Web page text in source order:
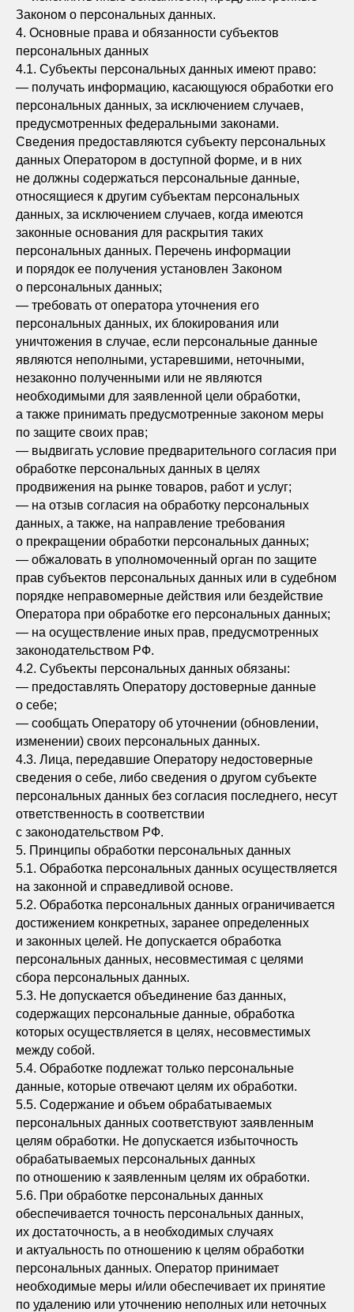
Законом о персональных данных.
4. Основные права и обязанности субъектов
персональных данных
4.1. Субъекты персональных данных имеют право:
— получать информацию, касающуюся обработки его
персональных данных, за исключением случаев,
предусмотренных федеральными законами.
Сведения предоставляются субъекту персональных
данных Оператором в доступной форме, и в них
не должны содержаться персональные данные,
относящиеся к другим субъектам персональных
данных, за исключением случаев, когда имеются
законные основания для раскрытия таких
персональных данных. Перечень информации
и порядок ее получения установлен Законом
о персональных данных;
— требовать от оператора уточнения его
персональных данных, их блокирования или
уничтожения в случае, если персональные данные
являются неполными, устаревшими, неточными,
незаконно полученными или не являются
необходимыми для заявленной цели обработки,
а также принимать предусмотренные законом меры
по защите своих прав;
— выдвигать условие предварительного согласия при
обработке персональных данных в целях
продвижения на рынке товаров, работ и услуг;
— на отзыв согласия на обработку персональных
данных, а также, на направление требования
о прекращении обработки персональных данных;
— обжаловать в уполномоченный орган по защите
прав субъектов персональных данных или в судебном
порядке неправомерные действия или бездействие
Оператора при обработке его персональных данных;
— на осуществление иных прав, предусмотренных
законодательством РФ.
4.2. Субъекты персональных данных обязаны:
— предоставлять Оператору достоверные данные
о себе;
— сообщать Оператору об уточнении (обновлении,
изменении) своих персональных данных.
4.3. Лица, передавшие Оператору недостоверные
сведения о себе, либо сведения о другом субъекте
персональных данных без согласия последнего, несут
ответственность в соответствии
с законодательством РФ.
5. Принципы обработки персональных данных
5.1. Обработка персональных данных осуществляется
на законной и справедливой основе.
5.2. Обработка персональных данных ограничивается
достижением конкретных, заранее определенных
и законных целей. Не допускается обработка
персональных данных, несовместимая с целями
сбора персональных данных.
5.3. Не допускается объединение баз данных,
содержащих персональные данные, обработка
которых осуществляется в целях, несовместимых
между собой.
5.4. Обработке подлежат только персональные
данные, которые отвечают целям их обработки.
5.5. Содержание и объем обрабатываемых
персональных данных соответствуют заявленным
целям обработки. Не допускается избыточность
обрабатываемых персональных данных
по отношению к заявленным целям их обработки.
5.6. При обработке персональных данных
обеспечивается точность персональных данных,
их достаточность, а в необходимых случаях
и актуальность по отношению к целям обработки
персональных данных. Оператор принимает
необходимые меры и/или обеспечивает их принятие
по удалению или уточнению неполных или неточных